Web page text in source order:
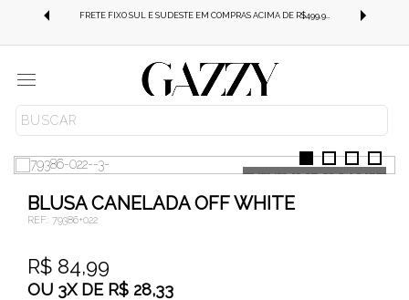
FRETE FIXO SUL E SUDESTE EM COMPRAS ACIMA DE R$499,99!
Menu BLUSAS T-SHIRT
BLUSA CANELADA OFF WHITE
REF.: 79386+022
R$ 84,99
OU 3XDE R$ 28,33